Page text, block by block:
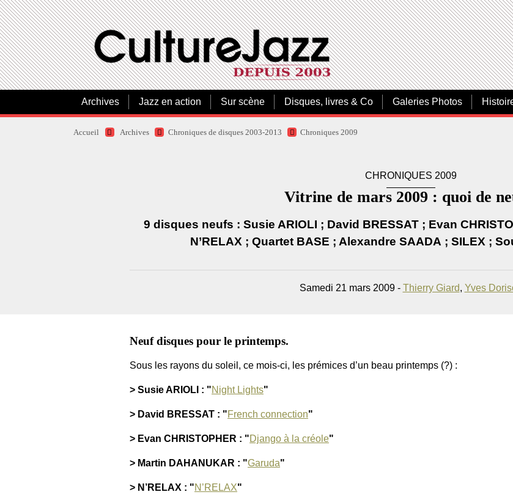
Archives Jazz en action Sur scène Disques, livres & Co Galeries Photos
Accueil Archives Chroniques de disques 2003-2013 Chroniques 2009
CHRONIQUES 2009
Vitrine de mars 2009 : quoi de
9 disques neufs : Susie ARIOLI ; David BRESSAT ; Evan
N’RELAX ; Quartet BASE ; Alexandre SAADA ; SILEX ;
Samedi 21 mars 2009 - Thierry Giard, Yves
Neuf disques pour le printemps.
Sous les rayons du soleil, ce mois-ci, les prémices d’un beau printemps (?) :
> Susie ARIOLI : "Night Lights"
> David BRESSAT : "French connection"
> Evan CHRISTOPHER : "Django à la créole"
> Martin DAHANUKAR : "Garuda"
> N’RELAX : "N’RELAX"